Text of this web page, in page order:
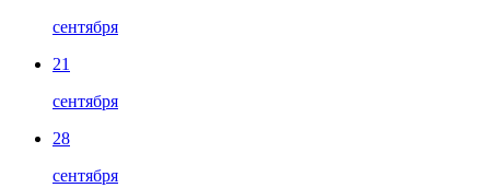
сентября
21
сентября
28
сентября